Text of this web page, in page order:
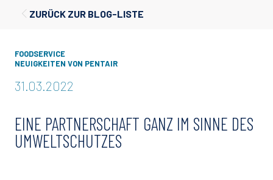
ZURÜCK ZUR BLOG-LISTE
FOODSERVICE
NEUIGKEITEN VON PENTAIR
31.03.2022
EINE PARTNERSCHAFT GANZ IM SINNE DES
UMWELTSCHUTZES